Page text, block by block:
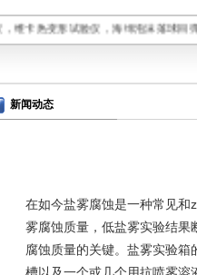
维卡热变形试验仪，海绵泡沫落球
新闻动态
在如今盐雾腐蚀是一种常见和
雾腐蚀质量，低盐雾实验结果
腐蚀质量的关键。盐雾实验